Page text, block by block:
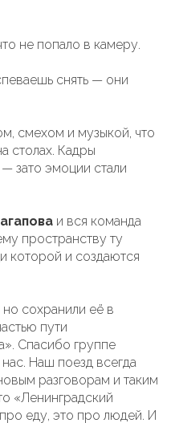
не попало в камеру.
снять — они
смехом и музыкой, что
столах. Кадры
зато эмоции стали
и вся команда
пространству ту
которой и создаются
сохранили её в
пути
Спасибо группе
Наш поезд всегда
разговорам и таким
«Ленинградский
еду, это про людей. И